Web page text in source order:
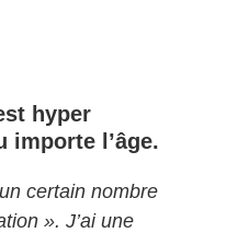
hyper
importe l’âge.
certain nombre
». J’ai une